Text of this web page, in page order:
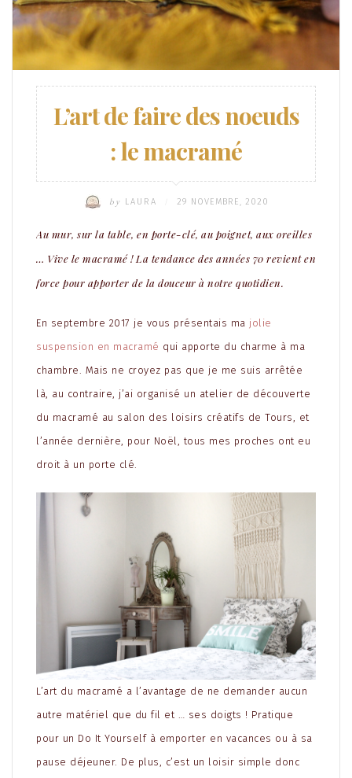
L’art de faire des noeuds
: le macramé
by LAURA 29 NOVEMBRE, 2020
Au mur, sur la table, en porte-clé, au poignet, aux oreilles
… Vive le macramé ! La tendance des années 70 revient en
force pour apporter de la douceur à notre quotidien.
En septembre 2017 je vous présentais ma jolie
suspension en macramé qui apporte du charme à ma
chambre. Mais ne croyez pas que je me suis arrêtée
là, au contraire, j’ai organisé un atelier de découverte
du macramé au salon des loisirs créatifs de Tours, et
l’année dernière, pour Noël, tous mes proches ont eu
droit à un porte clé.
L’art du macramé a l’avantage de ne demander aucun
autre matériel que du fil et … ses doigts ! Pratique
pour un Do It Yourself à emporter en vacances ou à sa
pause déjeuner. De plus, c’est un loisir simple donc